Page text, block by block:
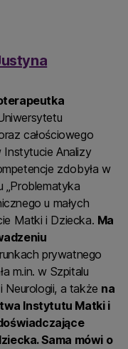
całościowego
Analizy
zdobyła w
„Problematyka
u małych
Matki i Dziecka. Ma
prywatnego
m.in. w Szpitalu
Neurologii, a także na
Instytutu Matki i
Sama mówi o